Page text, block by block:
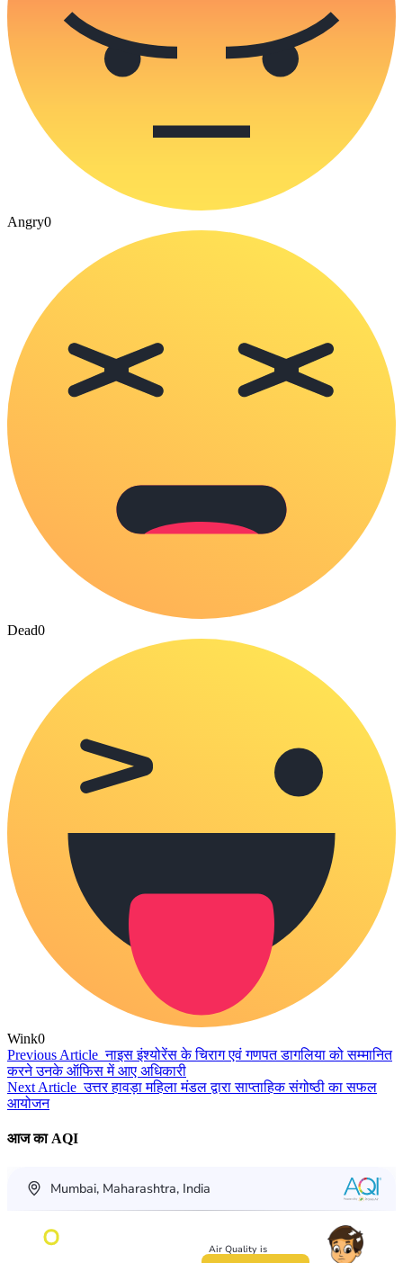
Angry0
Dead0
Wink0
Previous Article नाइस इंश्योरेंस के चिराग एवं गणपत डागलिया को सम्मानित
करने उनके ऑफिस में आए अधिकारी
Next Article उत्तर हावड़ा महिला मंडल द्वारा साप्ताहिक संगोष्ठी का सफल
आयोजन
आज का AQI